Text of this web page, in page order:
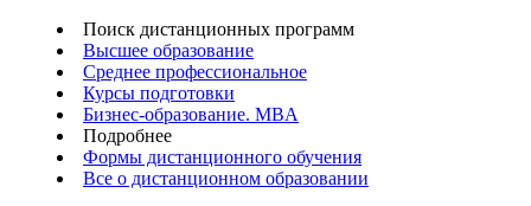
Поиск дистанционных программ
Высшее образование
Среднее профессиональное
Курсы подготовки
Бизнес-образование. MBA
Подробнее
Формы дистанционного обучения
Все о дистанционном образовании